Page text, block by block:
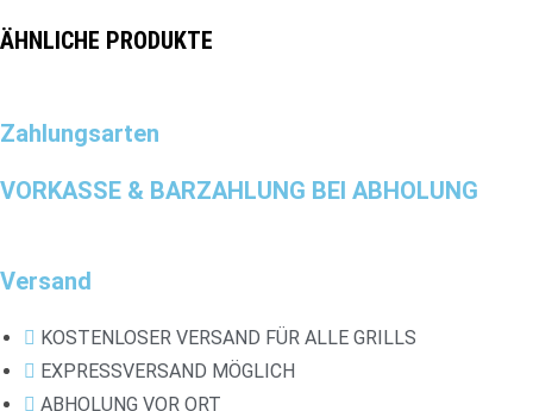
ÄHNLICHE PRODUKTE
Zahlungsarten
VORKASSE & BARZAHLUNG BEI ABHOLUNG
Versand
KOSTENLOSER VERSAND FÜR ALLE GRILLS
EXPRESSVERSAND MÖGLICH
ABHOLUNG VOR ORT